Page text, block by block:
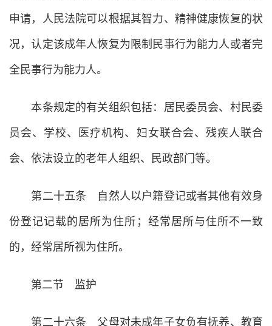
申请，人民法院可以根据其智力、精神健康恢复的状
况，认定该成年人恢复为限制民事行为能力人或者完
全民事行为能力人。
本条规定的有关组织包括：居民委员会、村民委
员会、学校、医疗机构、妇女联合会、残疾人联合
会、依法设立的老年人组织、民政部门等。
第二十五条 自然人以户籍登记或者其他有效身
份登记记载的居所为住所；经常居所与住所不一致
的，经常居所视为住所。
第二节 监护
第二十六条 父母对未成年子女负有抚养、教育